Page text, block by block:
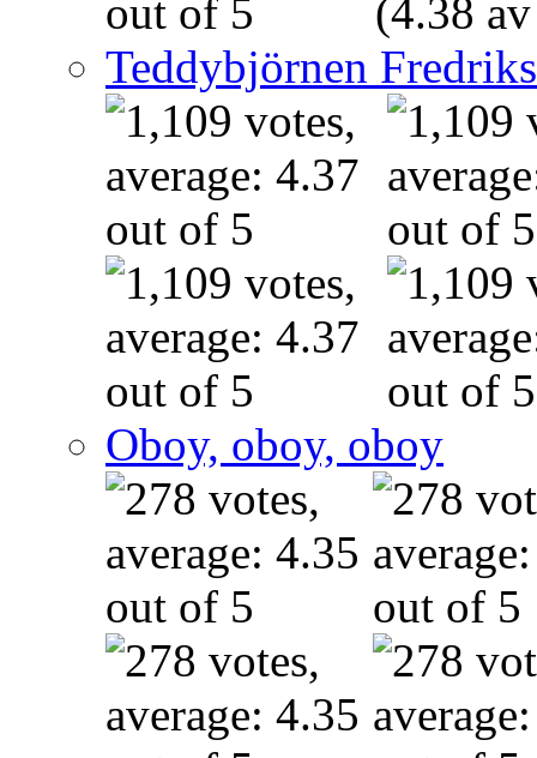
(4.38
Teddybjörnen
Oboy, oboy, oboy